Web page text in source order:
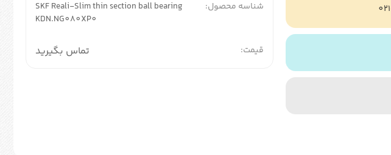
شناسه محصول:
SKF Reali-Slim thin section ball bearing
KDN.NG080XP0
قیمت: تماس بگیرید